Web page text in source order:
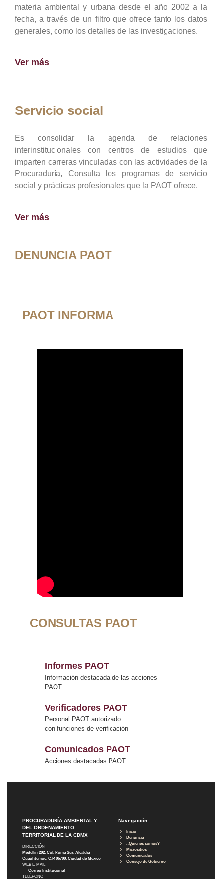
materia ambiental y urbana desde el año 2002 a la
fecha, a través de un filtro que ofrece tanto los datos
generales, como los detalles de las investigaciones.
Ver más
Servicio social
Es consolidar la agenda de relaciones
interinstitucionales con centros de estudios que
imparten carreras vinculadas con las actividades de la
Procuraduría, Consulta los programas de servicio
social y prácticas profesionales que la PAOT ofrece.
Ver más
DENUNCIA PAOT
PAOT INFORMA
CONSULTAS PAOT
Informes PAOT
Información destacada de las acciones
PAOT
Verificadores PAOT
Personal PAOT autorizado
con funciones de verificación
Comunicados PAOT
Acciones destacadas PAOT
PROCURADURÍA AMBIENTAL Y
DEL ORDENAMIENTO
TERRITORIAL DE LA CDMX
DIRECCIÓN
Medellín 202, Col. Roma Sur, Alcaldía
Cuauhtémoc, C.P. 06700, Ciudad de México
WEB E-MAIL
Correo Institucional
TELÉFONO
Navegación
Inicio
Denuncia
¿Quiénes somos?
Micrositios
Comunicados
Consejo de Gobierno